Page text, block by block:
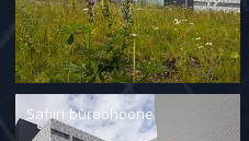
Safiiri büroohoone